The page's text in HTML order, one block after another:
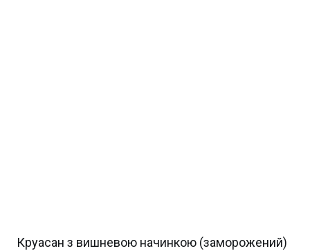
Круасан з вишневою начинкою (заморожений)